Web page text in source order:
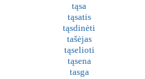
tąsa
tąsatis
tąsdinėti
tašėjas
tąselioti
tąsena
tasga